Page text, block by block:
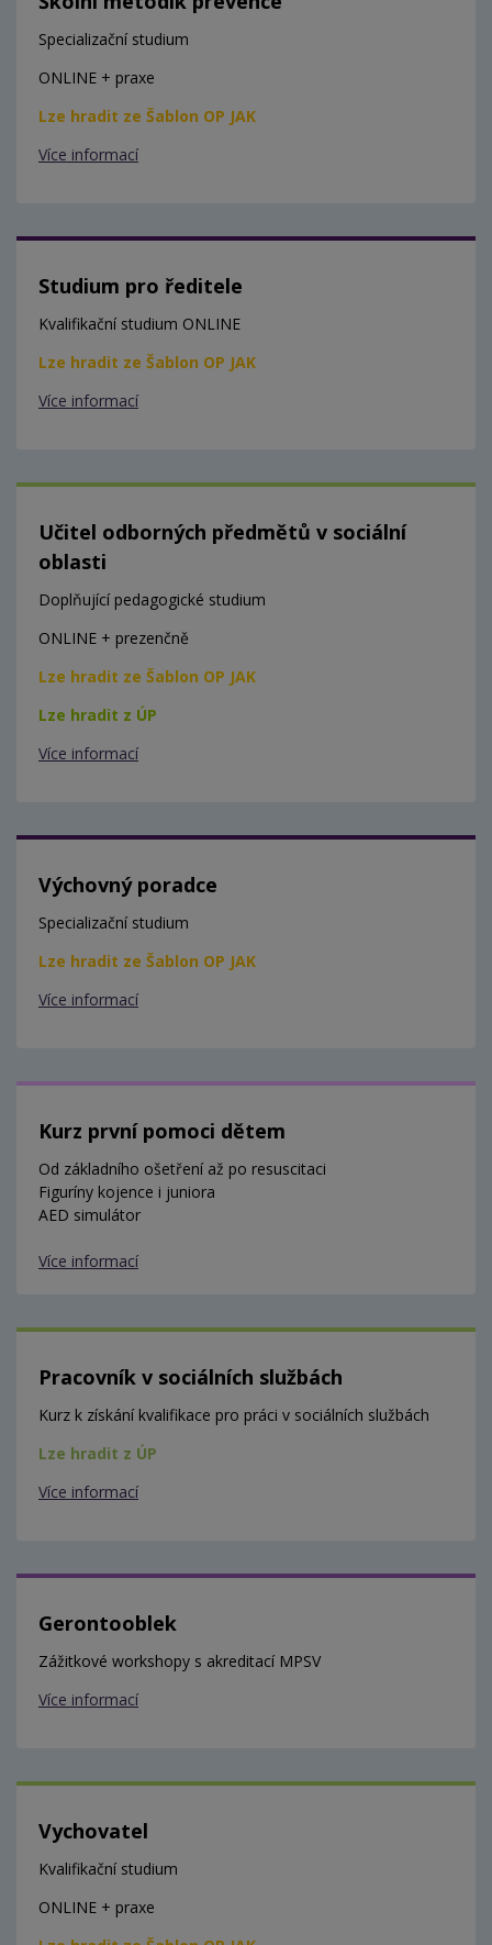
Specializační studium
ONLINE + praxe
Lze hradit ze Šablon OP JAK
Více informací
Studium pro ředitele
Kvalifikační studium ONLINE
Lze hradit ze Šablon OP JAK
Více informací
Učitel odborných předmětů v sociální
oblasti
Doplňující pedagogické studium
ONLINE + prezenčně
Lze hradit ze Šablon OP JAK
Lze hradit z ÚP
Více informací
Výchovný poradce
Specializační studium
Lze hradit ze Šablon OP JAK
Více informací
Kurz první pomoci dětem
Od základního ošetření až po resuscitaci
Figuríny kojence i juniora
AED simulátor
Více informací
Pracovník v sociálních službách
Kurz k získání kvalifikace pro práci v sociálních službách
Lze hradit z ÚP
Více informací
Gerontooblek
Zážitkové workshopy s akreditací MPSV
Více informací
Vychovatel
Kvalifikační studium
ONLINE + praxe